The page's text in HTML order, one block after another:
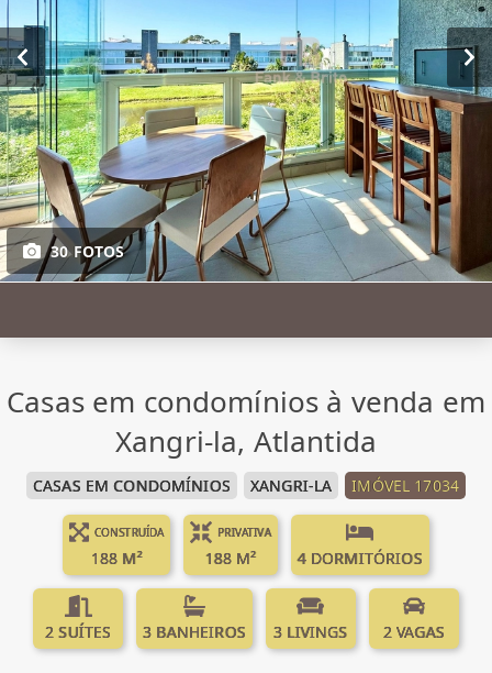
30 FOTOS
Casas em condomínios à venda em
Xangri-la, Atlantida
CASAS EM CONDOMÍNIOS XANGRI-LA IMÓVEL 17034
CONSTRUÍDA
188 M²
PRIVATIVA
188 M² 4 DORMITÓRIOS
2 SUÍTES 3 BANHEIROS 3 LIVINGS 2 VAGAS